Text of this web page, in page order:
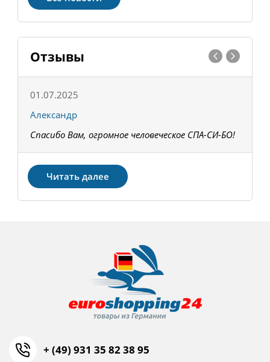
Отзывы
01.07.2025
Александр
Спасибо Вам, огромное человеческое СПА-СИ-БО!
Читать далее
+ (49) 931 35 82 38 95